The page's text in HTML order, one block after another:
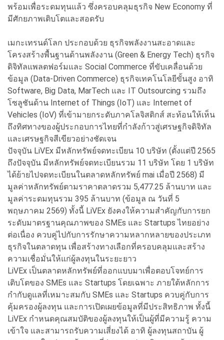
พร้อมเพื่อระดมทุนแล้ว ซึ่งครอบคลุมธุรกิจ New Economy ที่
มีศักยภาพเติบโตและสอดรับ
เมกะเทรนด์โลก ประกอบด้วย ธุรกิจพลังงานสะอาดและ
โครงสร้างพื้นฐานด้านพลังงาน (Green & Energy Tech) ธุรกิจ
ดิจิทัลแพลตฟอร์มและ Social Commerce ที่ขับเคลื่อนด้วย
ข้อมูล (Data-Driven Commerce) ธุรกิจเทคโนโลยีขั้นสูง อาทิ
Software, Big Data, MarTech และ IT Outsourcing รวมถึง
โซลูชันด้าน Internet of Things (IoT) และ Internet of
Vehicles (IoV) ที่เข้ามายกระดับภาคโลจิสติกส์ สะท้อนให้เห็น
ถึงทิศทางของผู้ประกอบการไทยที่กำลังก้าวสู่เศรษฐกิจดิจิทัล
และเศรษฐกิจสีเขียวอย่างชัดเจน
ปัจจุบัน LiVEx มีหลักทรัพย์จดทะเบียน 10 บริษัท (ตั้งแต่ปี 2565
ถึงปัจจุบัน มีหลักทรัพย์จดทะเบียนรวม 11 บริษัท โดย 1 บริษัท
ได้ย้ายไปจดทะเบียนในตลาดหลักทรัพย์ mai เมื่อปี 2568) มี
มูลค่าหลักทรัพย์ตามราคาตลาดรวม 5,477.25 ล้านบาท และ
มูลค่าระดมทุนรวม 395 ล้านบาท (ข้อมูล ณ วันที่ 5
พฤษภาคม 2569) ทั้งนี้ LiVEx ยังคงให้ความสำคัญกับการยก
ระดับมาตรฐานคุณภาพของ SMEs และ Startups ไทยอย่าง
ต่อเนื่อง ควบคู่ไปกับการรักษาความหลากหลายของประเภท
ธุรกิจในตลาดทุน เพื่อสร้างทางเลือกที่ครอบคลุมและสร้าง
ความเชื่อมั่นให้แก่ผู้ลงทุนในระยะยาว
LiVEx เป็นตลาดหลักทรัพย์ที่ออกแบบมาเพื่อตอบโจทย์การ
เติบโตของ SMEs และ Startups โดยเฉพาะ ภายใต้หลักการ
กำกับดูแลที่เหมาะสมกับ SMEs และ Startups ควบคู่กับการ
คุ้มครองผู้ลงทุน และการเปิดเผยข้อมูลที่มีประสิทธิภาพ ทั้งนี้
LiVEx กำหนดคุณสมบัติของผู้ลงทุนให้เป็นผู้ที่มีความรู้ ความ
เข้าใจ และสามารถรับความเสี่ยงได้ อาทิ ผู้ลงทุนสถาบัน ผู้